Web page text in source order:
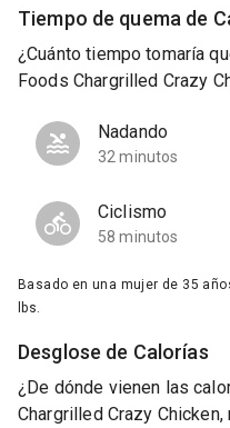
Tiempo de quema de
¿Cuánto tiempo tomaría
Foods Chargrilled Crazy
Nadando
32 minutos
Ciclismo
58 minutos
Basado en una mujer de 35
lbs.
Desglose de Calorías
¿De dónde vienen las
Chargrilled Crazy Chicken,